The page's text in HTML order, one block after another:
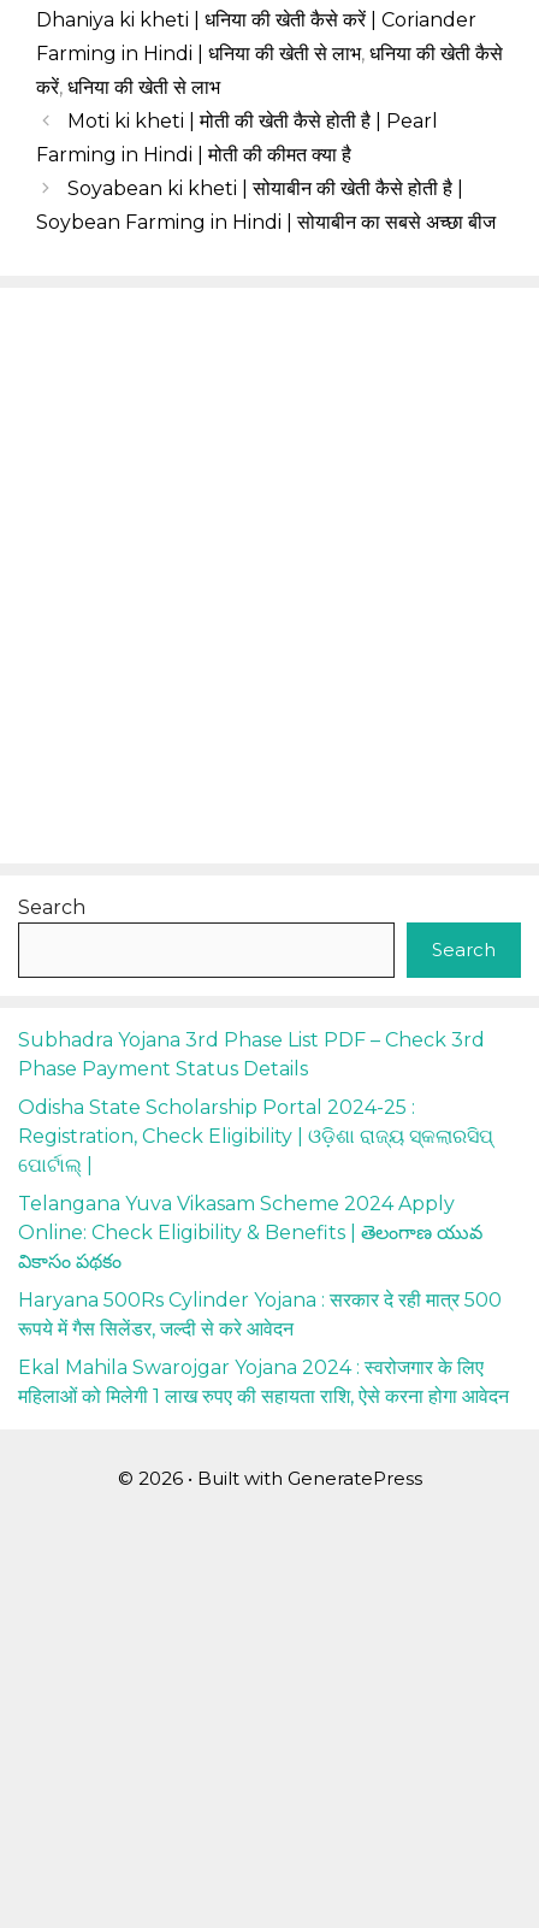
Dhaniya ki kheti | धनिया की खेती कैसे करें | Coriander
Farming in Hindi | धनिया की खेती से लाभ, धनिया की खेती कैसे
करें, धनिया की खेती से लाभ
Moti ki kheti | मोती की खेती कैसे होती है | Pearl
Farming in Hindi | मोती की कीमत क्या है
Soyabean ki kheti | सोयाबीन की खेती कैसे होती है |
Soybean Farming in Hindi | सोयाबीन का सबसे अच्छा बीज
Search
Search
Subhadra Yojana 3rd Phase List PDF – Check 3rd
Phase Payment Status Details
Odisha State Scholarship Portal 2024-25 :
Registration, Check Eligibility | ଓଡ଼ିଶା ରାଜ୍ୟ ସ୍କଲାରସିପ୍
ପୋର୍ଟାଲ୍ |
Telangana Yuva Vikasam Scheme 2024 Apply
Online: Check Eligibility & Benefits | తెలంగాణ యువ
వికాసం పథకం
Haryana 500Rs Cylinder Yojana : सरकार दे रही मात्र 500
रूपये में गैस सिलेंडर, जल्दी से करे आवेदन
Ekal Mahila Swarojgar Yojana 2024 : स्वरोजगार के लिए
महिलाओं को मिलेगी 1 लाख रुपए की सहायता राशि, ऐसे करना होगा आवेदन
© 2026 • Built with GeneratePress